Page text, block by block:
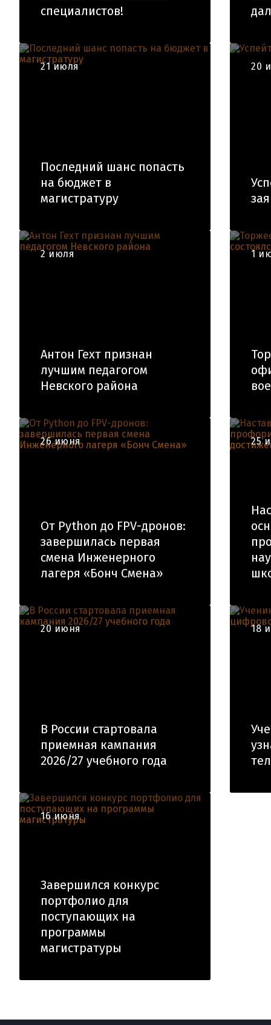
специалистов!
21 июля
Последний шанс попасть
на бюджет в
магистратуру
20
2 июля
Антон Гехт признан
лучшим педагогом
Невского района
1
26 июня
От Python до FPV-дронов:
завершилась первая
смена Инженерного
лагеря «Бонч Смена»
25
20 июня
В России стартовала
приемная кампания
2026/27 учебного года
18
16 июня
Завершился конкурс
портфолио для
поступающих на
программы
магистратуры